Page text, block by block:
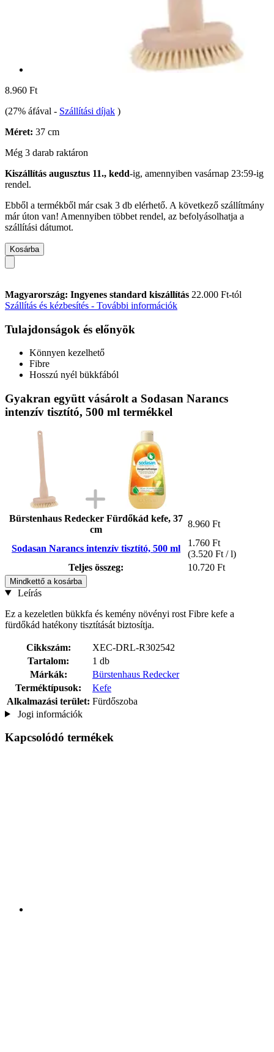
8.960 Ft
(27% áfával - Szállítási díjak )
Méret: 37 cm
Még 3 darab raktáron
Kiszállítás augusztus 11., kedd-ig, amennyiben vasárnap 23:59-ig
rendel.
Ebből a termékből már csak 3 db elérhető. A következő szállítmány
már úton van! Amennyiben többet rendel, az befolyásolhatja a
szállítási dátumot.
Kosárba
Magyarország: Ingyenes standard kiszállítás 22.000 Ft-tól
Szállítás és kézbesítés - További információk
Tulajdonságok és előnyök
Könnyen kezelhető
Fibre
Hosszú nyél bükkfából
Gyakran együtt vásárolt a Sodasan Narancs
intenzív tisztító, 500 ml termékkel
Bürstenhaus Redecker Fürdőkád kefe, 37
cm
8.960 Ft
Sodasan Narancs intenzív tisztító, 500 ml
1.760 Ft
(3.520 Ft / l)
Teljes összeg:
10.720 Ft
Mindkettő a kosárba
Leírás
Ez a kezeletlen bükkfa és kemény növényi rost Fibre kefe a
fürdőkád hatékony tisztítását biztosítja.
Cikkszám:
XEC-DRL-R302542
Tartalom:
1 db
Márkák:
Bürstenhaus Redecker
Terméktípusok:
Kefe
Alkalmazási terület: Fürdőszoba
Jogi információk
Kapcsolódó termékek